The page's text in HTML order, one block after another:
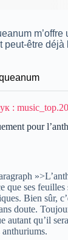
peut-être déjà
:
pour
que ses
Bien sûr,
doute.
autant qu’il
anthuriums.